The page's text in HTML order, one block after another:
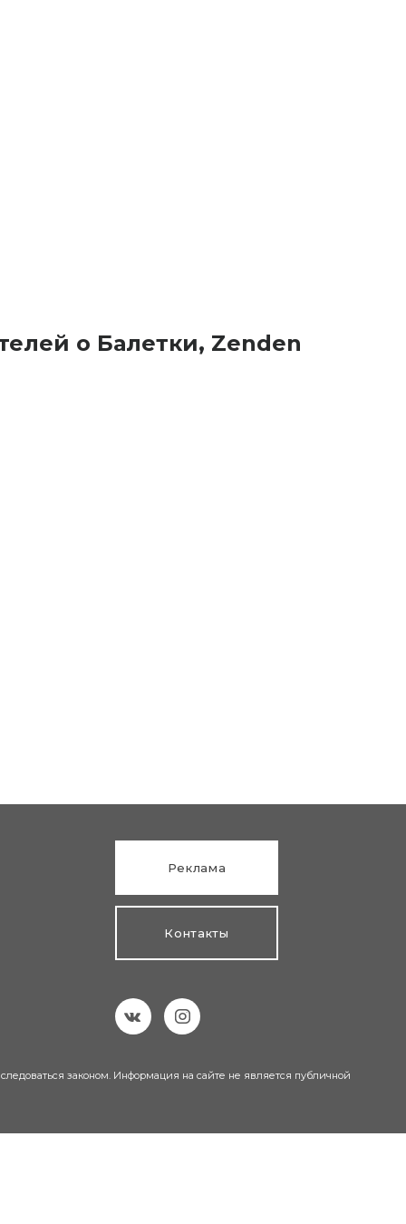
о Балетки, Zenden
Реклама
Контакты
законом. Информация на сайте не является публичной